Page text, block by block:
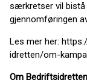
særkretser vil bistå
gjennomføringen
Les mer her:
idretten/om-
Om Bedriftsidretten